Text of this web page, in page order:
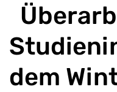
dem